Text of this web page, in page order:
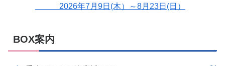
2026年7月9日(木）～8月23日(日）
BOX案内